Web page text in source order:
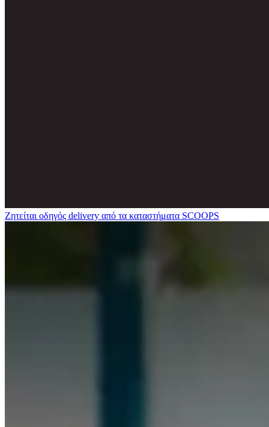
Ζητείται οδηγός delivery από τα καταστήματα SCOOPS